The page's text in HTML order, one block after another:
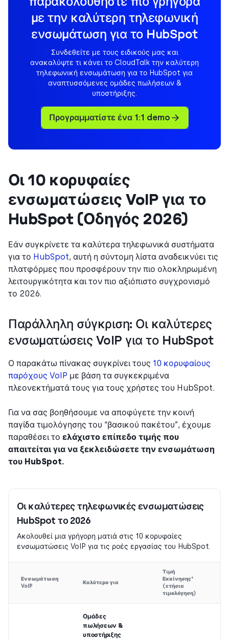
με την καλύτερη τηλεφωνική
ενσωμάτωση για το HubSpot
Συνδεθείτε με τους ειδικούς μας και
ανακαλύψτε τι κάνει το CloudTalk την καλύτερη
τηλεφωνική ενσωμάτωση για το HubSpot για
αναπτυσσόμενες ομάδες πωλήσεων &
υποστήριξης.
Προγραμματίστε ένα 1:1 demo
Οι 10 κορυφαίες
ενσωματώσεις VoIP για το
HubSpot (Οδηγός 2026)
Εάν συγκρίνετε τα καλύτερα τηλεφωνικά συστήματα
για το HubSpot, αυτή η σύντομη λίστα αναδεικνύει τις
πλατφόρμες που προσφέρουν την πιο ολοκληρωμένη
λειτουργικότητα και τον πιο αξιόπιστο συγχρονισμό
το 2026.
Παράλληλη σύγκριση: Οι καλύτερες
ενσωματώσεις VoIP για το HubSpot
Ο παρακάτω πίνακας συγκρίνει τους 10 κορυφαίους
παρόχους VoIP με βάση τα συγκεκριμένα
πλεονεκτήματά τους για τους χρήστες του HubSpot.
Για να σας βοηθήσουμε να αποφύγετε την κοινή
παγίδα τιμολόγησης του “βασικού πακέτου”, έχουμε
παραθέσει το ελάχιστο επίπεδο τιμής που
απαιτείται για να ξεκλειδώσετε την ενσωμάτωση
του HubSpot.
Οι καλύτερες τηλεφωνικές ενσωματώσεις
HubSpot το 2026
Ακολουθεί μια γρήγορη ματιά στις 10 κορυφαίες
ενσωματώσεις VoIP για τις ροές εργασίας του HubSpot.
Ενσωμάτωση
VoIP
Καλύτερο για
Τιμή
Εκκίνησης*
(ετήσια
τιμολόγηση)
Ομάδες
πωλήσεων &
υποστήριξης